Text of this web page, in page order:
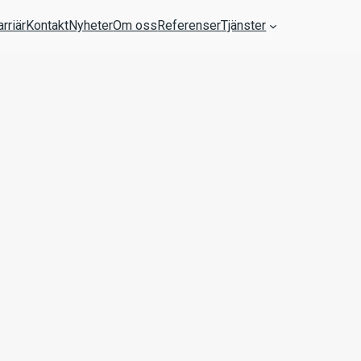
KontaktNyheterOm ossReferenserTjänster